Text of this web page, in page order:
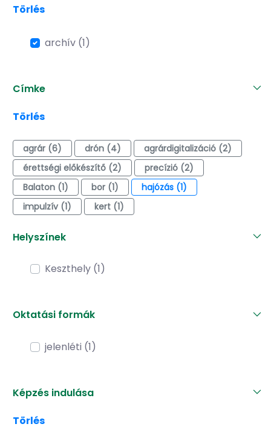
Törlés
archív (1)
Címke
Törlés
agrár (6) drón (4)
agrárdigitalizáció (2)
érettségi előkészítő (2)
precízió (2)
Balaton (1)
bor (1)
hajózás (1)
impulzív (1)
kert (1)
Helyszínek
Keszthely (1)
Oktatási formák
jelenléti (1)
Képzés indulása
Törlés